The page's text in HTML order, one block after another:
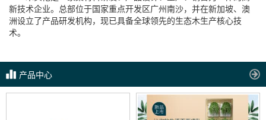
新技术企业。总部位于国家重点开发区广州南沙，并在新加坡、澳
洲设立了产品研发机构，现已具备全球领先的生态木生产核心技
术。
产品中心